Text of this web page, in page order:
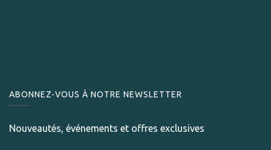
ABONNEZ-VOUS À NOTRE NEWSLETTER
Nouveautés, événements et offres exclusives